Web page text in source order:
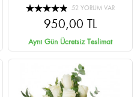
52 YORUM VAR
950,00 TL
Aynı Gün Ücretsiz Teslimat